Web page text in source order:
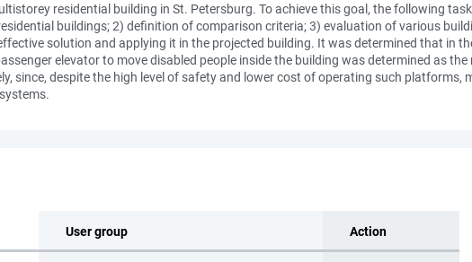
residential building in St. Petersburg. To achieve this goal, the following
buildings; 2) definition of comparison criteria; 3) evaluation of various
solution and applying it in the projected building. It was determined that in
elevator to move disabled people inside the building was determined as
since, despite the high level of safety and lower cost of operating such platforms,
User group Action